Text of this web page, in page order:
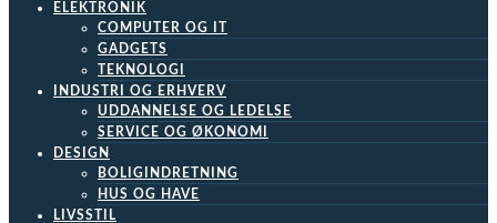
ELEKTRONIK
COMPUTER OG IT
GADGETS
TEKNOLOGI
INDUSTRI OG ERHVERV
UDDANNELSE OG LEDELSE
SERVICE OG ØKONOMI
DESIGN
BOLIGINDRETNING
HUS OG HAVE
LIVSSTIL